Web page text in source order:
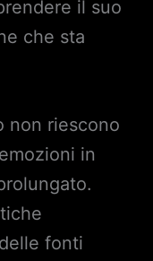
il suo
che sta
non riescono
in
fonti